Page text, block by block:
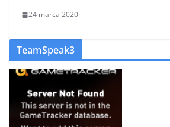
24 marca 2020
TeamSpeak3